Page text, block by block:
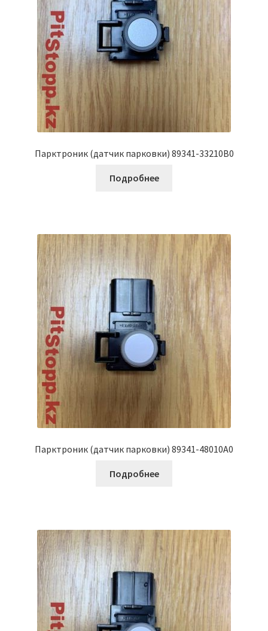
Парктроник (датчик парковки) 89341-33210B0
Подробнее
Парктроник (датчик парковки) 89341-48010A0
Подробнее